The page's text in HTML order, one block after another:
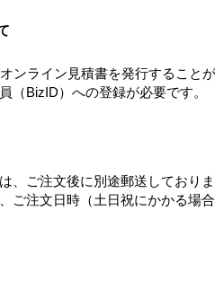
ンライン見積書を発行することが
BizID）への登録が必要です。
、ご注文後に別途郵送しておりま
ご注文日時（土日祝にかかる場